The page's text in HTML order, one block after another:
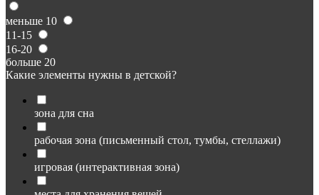
меньше 10
11-15
16-20
больше 20
Какие элементы нужны в детской?
зона для сна
рабочая зона (письменный стол, тумбы, стеллажи)
игровая (интерактивная зона)